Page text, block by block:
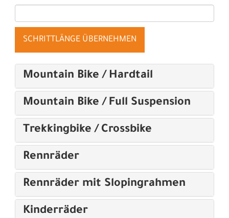
SCHRITTLÄNGE ÜBERNEHMEN
Mountain Bike / Hardtail
Mountain Bike / Full Suspension
Trekkingbike / Crossbike
Rennräder
Rennräder mit Slopingrahmen
Kinderräder